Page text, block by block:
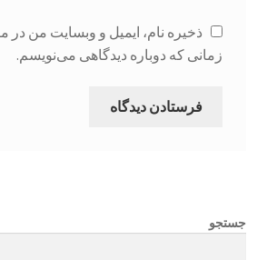
فروشگاه
مقالات مفید
ذخیره نام، ایمیل و وبسایت من در
زمانی که دوباره دیدگاهی می‌نویسم.
جستجو